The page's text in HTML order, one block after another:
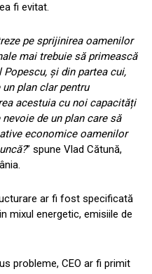
fi evitat.
pe sprijinirea oamenilor
mai trebuie să primească
și din partea cui,
plan clar pentru
acestuia cu noi capacități
de un plan care să
economice oamenilor
” spune Vlad Cătună,
ar fi fost specificată
mixul energetic, emisiile de
probleme, CEO ar fi primit